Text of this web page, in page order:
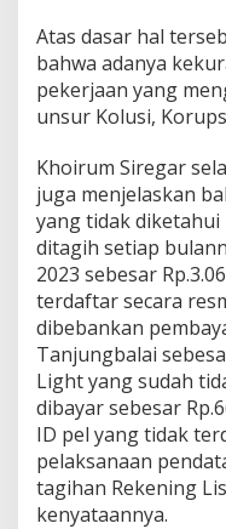
Atas dasar hal
bahwa adanya
pekerjaan yang
unsur Kolusi,
Khoirum Siregar
juga menjelaskan
yang tidak
ditagih setiap
2023 sebesar
terdaftar secara
dibebankan
Tanjungbalai
Light yang sudah
dibayar sebesar
ID pel yang tidak
pelaksanaan
tagihan Rekening
kenyataannya.